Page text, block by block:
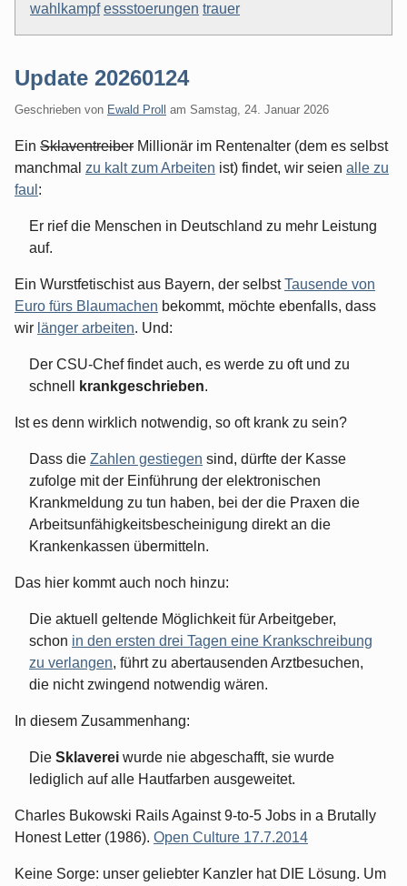
wahlkampf essstoerungen trauer
Update 20260124
Geschrieben von Ewald Proll am Samstag, 24. Januar 2026
Ein Sklaventreiber Millionär im Rentenalter (dem es selbst
manchmal zu kalt zum Arbeiten ist) findet, wir seien alle zu
faul :
Er rief die Menschen in Deutschland zu mehr Leistung
auf.
Ein Wurstfetischist aus Bayern, der selbstTausende von
Euro fürs Blaumachen bekommt, möchte ebenfalls, dass
wir länger arbeiten. Und:
Der CSU-Chef findet auch, es werde zu oft und zu
schnell
krankgeschrieben.
Ist es denn wirklich notwendig, so oft krank zu sein?
Dass die Zahlen gestiegen sind, dürfte der Kasse
zufolge mit der Einführung der elektronischen
Krankmeldung zu tun haben, bei der die Praxen die
Arbeitsunfähigkeitsbescheinigung direkt an die
Krankenkassen übermitteln.
Das hier kommt auch noch hinzu:
Die aktuell geltende Möglichkeit für Arbeitgeber,
schon in den ersten drei Tagen eine Krankschreibung
zu verlangen, führt zu abertausenden Arztbesuchen,
die nicht zwingend notwendig wären.
In diesem Zusammenhang:
Die Sklaverei wurde nie abgeschafft, sie wurde
lediglich auf alle Hautfarben ausgeweitet.
Charles Bukowski Rails Against 9-to-5 Jobs in a Brutally
Honest Letter (1986). Open Culture 17.7.2014
Keine Sorge: unser geliebter Kanzler hat DIE Lösung. Um